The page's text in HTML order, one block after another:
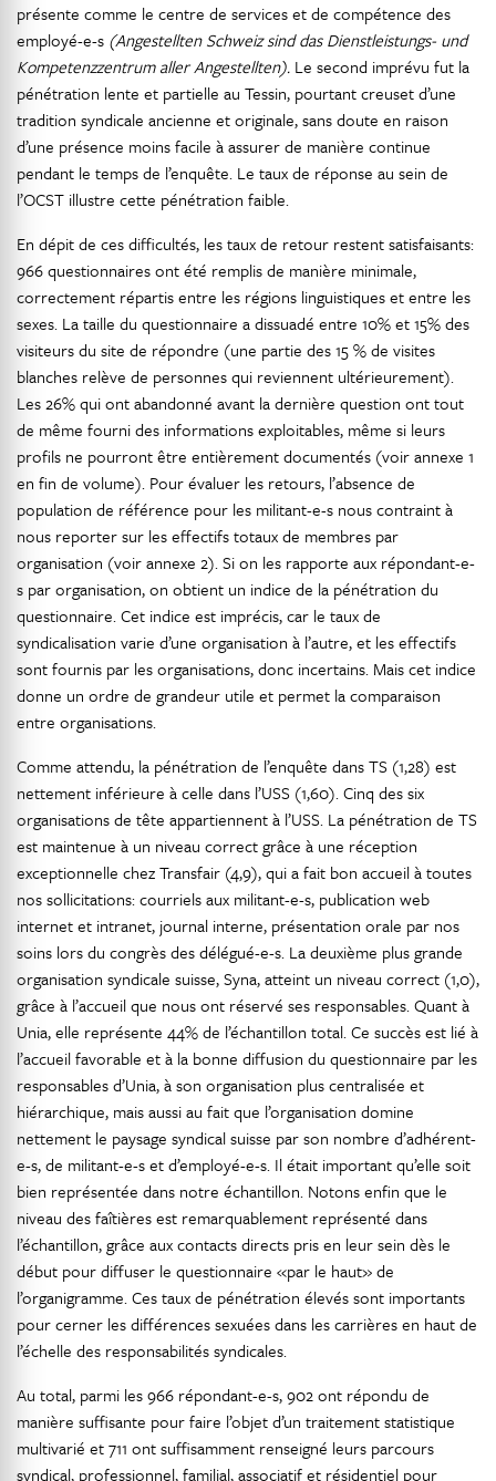
présente comme le centre de services et de compétence des
employé-e-s (Angestellten Schweiz sind das Dienstleistungs- und
Kompetenzzentrum aller Angestellten). Le second imprévu fut la
pénétration lente et partielle au Tessin, pourtant creuset d’une
tradition syndicale ancienne et originale, sans doute en raison
d’une présence moins facile à assurer de manière continue
pendant le temps de l’enquête. Le taux de réponse au sein de
l’OCST illustre cette pénétration faible.
En dépit de ces difficultés, les taux de retour restent satisfaisants:
966 questionnaires ont été remplis de manière minimale,
correctement répartis entre les régions linguistiques et entre les
sexes. La taille du questionnaire a dissuadé entre 10% et 15% des
visiteurs du site de répondre (une partie des 15 % de visites
blanches relève de personnes qui reviennent ultérieurement).
Les 26% qui ont abandonné avant la dernière question ont tout
de même fourni des informations exploitables, même si leurs
profils ne pourront être entièrement documentés (voir annexe 1
en fin de volume). Pour évaluer les retours, l’absence de
population de référence pour les militant-e-s nous contraint à
nous reporter sur les effectifs totaux de membres par
organisation (voir annexe 2). Si on les rapporte aux répondant-e-
s par organisation, on obtient un indice de la pénétration du
questionnaire. Cet indice est imprécis, car le taux de
syndicalisation varie d’une organisation à l’autre, et les effectifs
sont fournis par les organisations, donc incertains. Mais cet indice
donne un ordre de grandeur utile et permet la comparaison
entre organisations.
Comme attendu, la pénétration de l’enquête dans TS (1,28) est
nettement inférieure à celle dans l’USS (1,60). Cinq des six
organisations de tête appartiennent à l’USS. La pénétration de TS
est maintenue à un niveau correct grâce à une réception
exceptionnelle chez Transfair (4,9), qui a fait bon accueil à toutes
nos sollicitations: courriels aux militant-e-s, publication web
internet et intranet, journal interne, présentation orale par nos
soins lors du congrès des délégué-e-s. La deuxième plus grande
organisation syndicale suisse, Syna, atteint un niveau correct (1,0),
grâce à l’accueil que nous ont réservé ses responsables. Quant à
Unia, elle représente 44% de l’échantillon total. Ce succès est lié à
l’accueil favorable et à la bonne diffusion du questionnaire par les
responsables d’Unia, à son organisation plus centralisée et
hiérarchique, mais aussi au fait que l’organisation domine
nettement le paysage syndical suisse par son nombre d’adhérent-
e-s, de militant-e-s et d’employé-e-s. Il était important qu’elle soit
bien représentée dans notre échantillon. Notons enfin que le
niveau des faîtières est remarquablement représenté dans
l’échantillon, grâce aux contacts directs pris en leur sein dès le
début pour diffuser le questionnaire «par le haut» de
l’organigramme. Ces taux de pénétration élevés sont importants
pour cerner les différences sexuées dans les carrières en haut de
l’échelle des responsabilités syndicales.
Au total, parmi les 966 répondant-e-s, 902 ont répondu de
manière suffisante pour faire l’objet d’un traitement statistique
multivarié et 711 ont suffisamment renseigné leurs parcours
syndical, professionnel, familial, associatif et résidentiel pour